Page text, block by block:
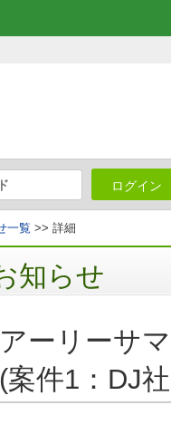
ログイン
一覧 >> 詳細
知らせ
アーリーサ
(案件1：DJ